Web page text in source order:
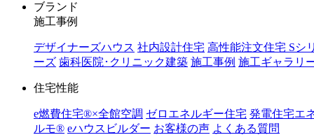
ブランド
施工事例
デザイナーズハウス 社内設計住宅 高性能注文住宅 Sシ
ーズ 歯科医院･クリニック建築 施工事例 施工ギャラリ
住宅性能
e燃費住宅®︎×全館空調 ゼロエネルギー住宅 発電住宅エ
ルモ®︎ eハウスビルダー お客様の声 よくある質問